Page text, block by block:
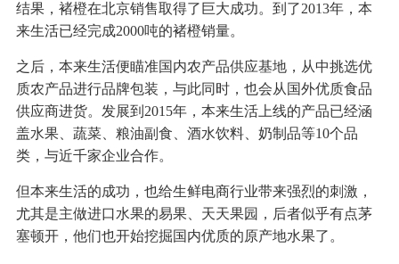
结果，褚橙在北京销售取得了巨大成功。到了2013年，本
来生活已经完成2000吨的褚橙销量。
之后，本来生活便瞄准国内农产品供应基地，从中挑选优
质农产品进行品牌包装，与此同时，也会从国外优质食品
供应商进货。发展到2015年，本来生活上线的产品已经涵
盖水果、蔬菜、粮油副食、酒水饮料、奶制品等10个品
类，与近千家企业合作。
但本来生活的成功，也给生鲜电商行业带来强烈的刺激，
尤其是主做进口水果的易果、天天果园，后者似乎有点茅
塞顿开，他们也开始挖掘国内优质的原产地水果了。